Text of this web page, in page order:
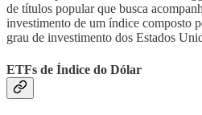
de títulos popular que busca
investimento de um índice composto
grau de investimento dos Estados
ETFs de Índice do Dólar